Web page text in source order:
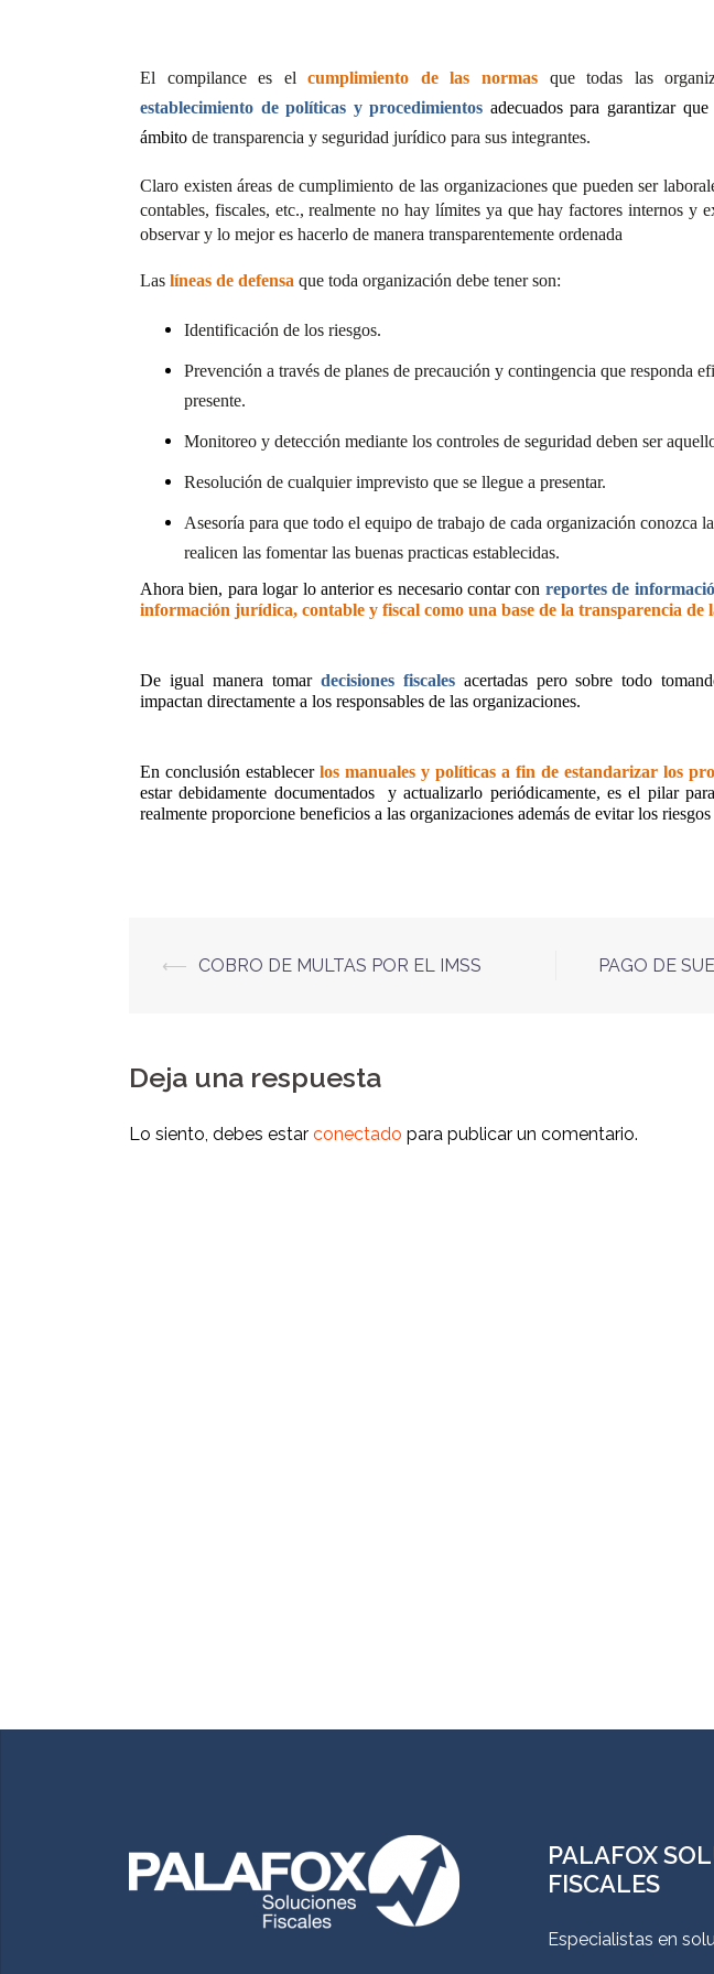
El compilance es elcumplimiento de las normas
que todas las
establecimiento de políticas y procedimientos adecuados para garantizar
ámbito de transparencia y seguridad jurídico para sus integrantes.
Claro existen áreas de cumplimiento de las organizaciones que pueden ser
contables, fiscales, etc., realmente no hay límites ya que hay factores internos y
observar y lo mejor es hacerlo de manera transparentemente ordenada
Las líneas de defensa que toda organización debe tener son:
Identificación de los riesgos.
Prevención a través de planes de precaución y contingencia que responda
presente.
Monitoreo y detección mediante los controles de seguridad deben ser
Resolución de cualquier imprevisto que se llegue a presentar.
Asesoría para que todo el equipo de trabajo de cada organización conozca
realicen las fomentar las buenas practicas establecidas.
Ahora bien, para logar lo anterior es necesario contar con reportes de
información jurídica, contable y fiscal como una base de la transparencia de
De igual manera tomar decisiones fiscales acertadas pero sobre todo
impactan directamente a los responsables de las organizaciones.
En conclusión establecer los manuales y políticas a fin de estandarizar los
estar debidamente documentados
y actualizarlo periódicamente, es el pilar
realmente proporcione beneficios a las organizaciones además de evitar los riesgos
⟵ COBRO DE MULTAS POR EL IMSS PAGO DE
Deja una respuesta
Lo siento, debes estar conectado para publicar un comentario.
PALAFOX
FISCALES
Especialistas en